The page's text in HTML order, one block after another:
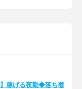
】稼げる夜勤◆落ち着